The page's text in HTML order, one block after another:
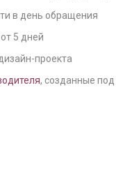
в день обращения
5 дней
проекта
, созданные под